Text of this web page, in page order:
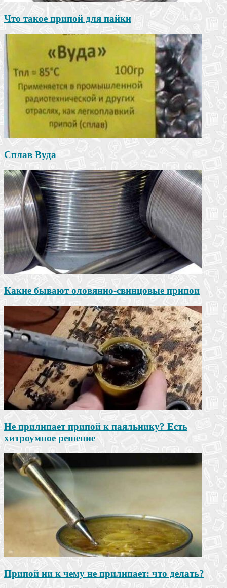
Что такое припой для пайки
Сплав Вуда
Какие бывают оловянно-свинцовые припои
Не прилипает припой к паяльнику? Есть
хитроумное решение
Припой ни к чему не прилипает: что делать?